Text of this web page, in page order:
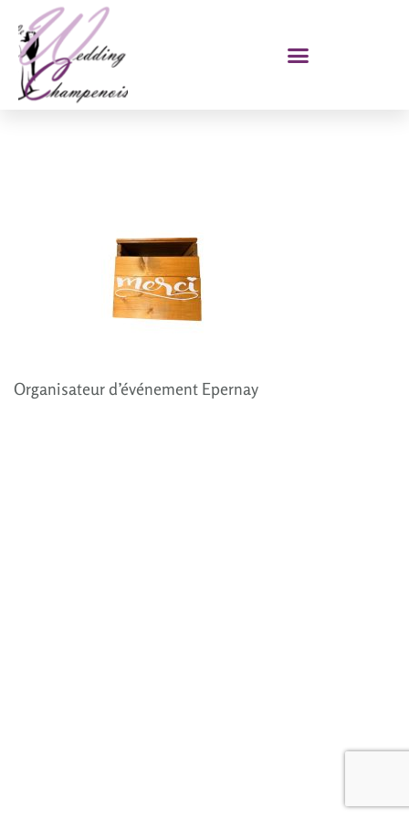
Organisateur d’événement Epernay